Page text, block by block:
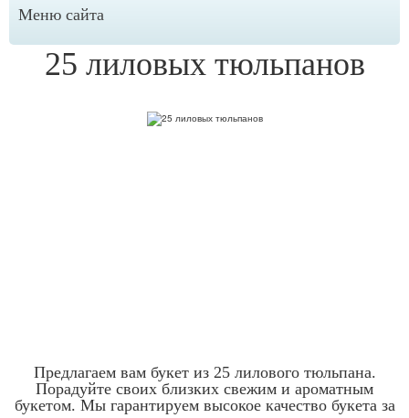
Меню сайта
25 лиловых тюльпанов
Предлагаем вам букет из 25 лилового тюльпана.
Порадуйте своих близких свежим и ароматным
букетом. Мы гарантируем высокое качество букета за